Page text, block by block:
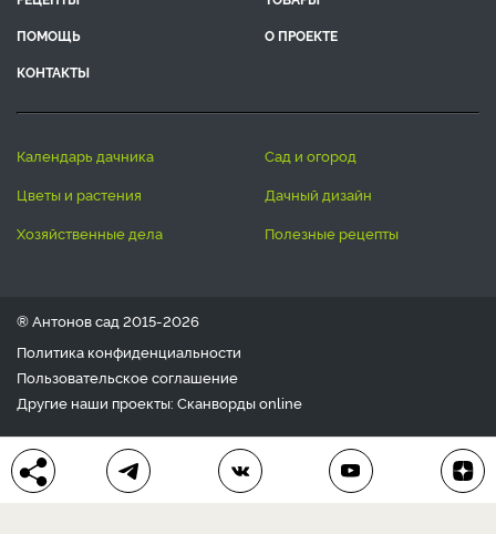
ПОМОЩЬ
О ПРОЕКТЕ
КОНТАКТЫ
календарь дачника
сад и огород
цветы и растения
дачный дизайн
хозяйственные дела
полезные рецепты
® Антонов сад 2015-2026
Политика конфиденциальности
Пользовательское соглашение
Другие наши проекты: Сканвордыonline
Любое использование материала допускается только с
письменного согласия редакции